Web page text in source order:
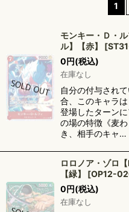
1
モンキー・Ｄ・
ル】【赤】
[
0円(税込)
在庫なし
自分の付与され
合、このキャラ
登場したターン
の場の特徴《麦
き、相手のキャ…
ロロノア・ゾロ
【緑】
[OP12-
0円(税込)
在庫なし